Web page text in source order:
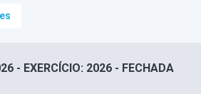
- EXERCÍCIO: 2026 - FECHADA